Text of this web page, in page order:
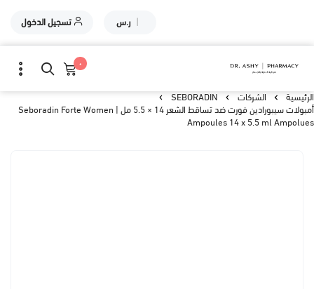
| ر.س تسجيل الدخول
٠
الرئيسية الشركات
SEBORADIN
أمبولات سيبورادين فورت ضد تساقط الشعر 14 × 5.5 مل | Seboradin Forte Women
Ampoules 14 x 5.5 ml Ampolues